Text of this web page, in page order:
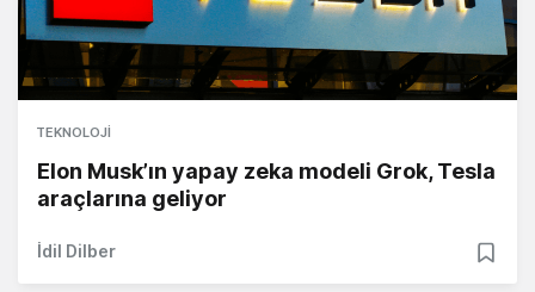
TEKNOLOJI
Elon Musk’ın yapay zeka modeli Grok, Tesla
araçlarına geliyor
İdil Dilber